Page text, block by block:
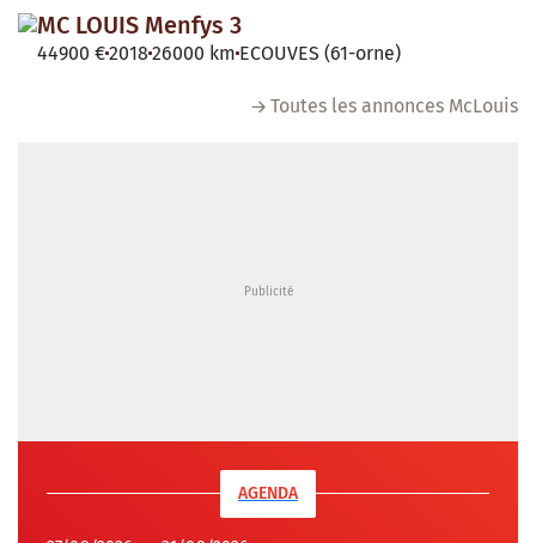
MC LOUIS Menfys 3
44900 €2018 26000 km ECOUVES (61-orne)
Toutes les annonces McLouis
AGENDA